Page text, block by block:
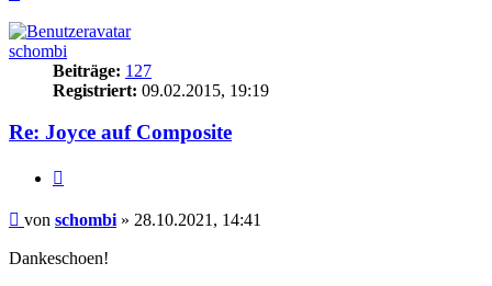
schombi
Beiträge: 127
Registriert: 09.02.2015, 19:19
Re: Joyce auf Composite
Beitrag
von schombi » 28.10.2021, 14:41
Dankeschoen!